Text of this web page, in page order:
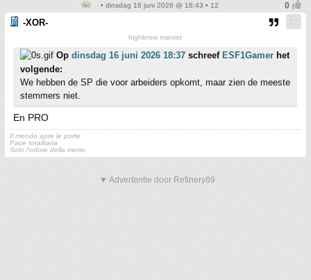
• dinsdag 16 juni 2026 @ 18:43 • 12
-XOR-
highbrow marxist
Op dinsdag 16 juni 2026 18:37 schreef ESF1Gamer het
volgende:
We hebben de SP die voor arbeiders opkomt, maar zien de meeste
stemmers niet.
En PRO
Il mondo apre le porte
Pace totalitaria
Solo l'odore della morte.
▼ Advertentie door Refinery89